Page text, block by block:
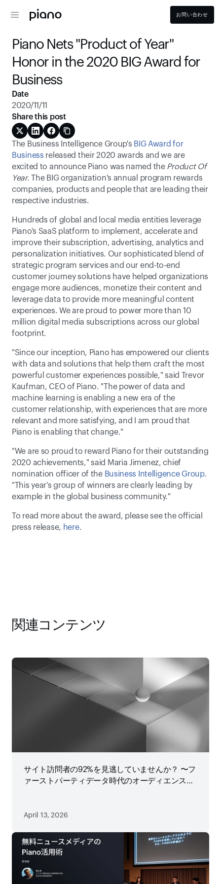
お問い合わせ
Piano Nets "Product of Year"
Honor in the 2020 BIG Award for
Business
The Business Intelligence Group's BIG Award for
Business released their 2020 awards and we are
excited to announce Piano was named the Product Of
Year. The BIG organization's annual program rewards
companies, products and people that are leading their
respective industries.
Hundreds of global and local media entities leverage
Piano's SaaS platform to implement, accelerate and
improve their subscription, advertising, analytics and
personalization initiatives. Our sophisticated blend of
strategic program services and our end-to-end
customer journey solutions have helped organizations
engage more audiences, monetize their content and
leverage data to provide more meaningful content
experiences. We are proud to power more than 10
million digital media subscriptions across our global
footprint.
"Since our inception, Piano has empowered our clients
with data and solutions that help them craft the most
powerful customer experiences possible," said Trevor
Kaufman, CEO of Piano. "The power of data and
machine learning is enabling a new era of the
customer relationship, with experiences that are more
relevant and more satisfying, and I am proud that
Piano is enabling that change."
"We are so proud to reward Piano for their outstanding
2020 achievements," said Maria Jimenez, chief
nomination officer of the Business Intelligence Group.
"This year's group of winners are clearly leading by
example in the global business community."
To read more about the award, please see the official
press release, here.
Date
2020/11/11
Share this post
関連コンテンツ
サイト訪問者の92%を見逃していませんか？ 〜フ
ァーストパーティデータ時代のオーディエンス戦
April 13, 2026